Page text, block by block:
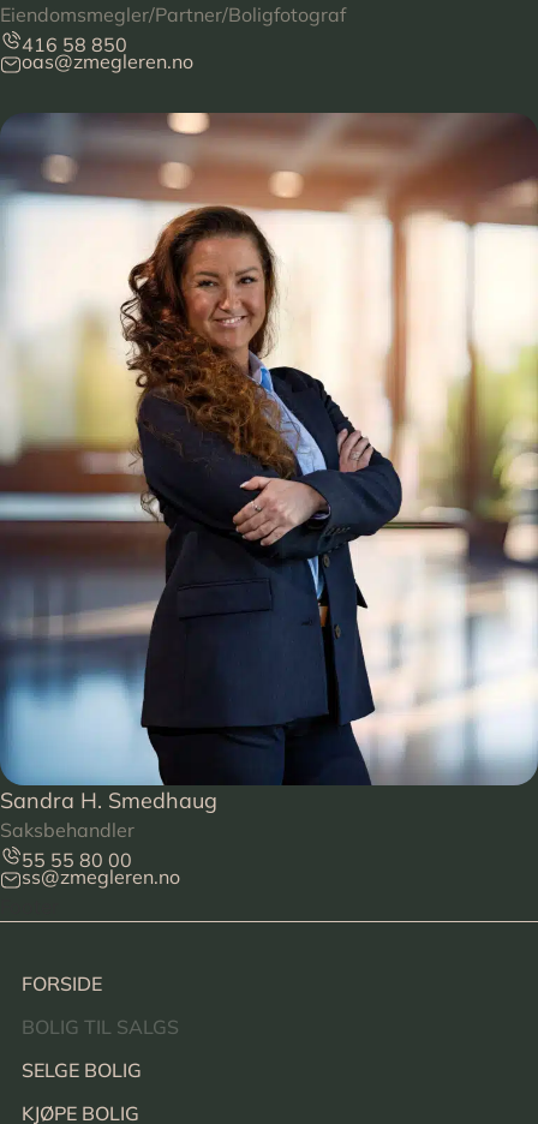
Eiendomsmegler/Partner/Boligfotograf
416 58 850
oas@zmegleren.no
Sandra H. Smedhaug
Saksbehandler
55 55 80 00
ss@zmegleren.no
FORSIDE
BOLIG TIL SALGS
SELGE BOLIG
KJØPE BOLIG